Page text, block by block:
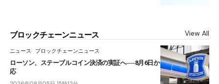
ブロックチェーンニュース View All
ニュース ブロックチェーンニュース
ローソン、ステーブルコイン決済の実証へ──8月6日からJPYCやUSDC対
応